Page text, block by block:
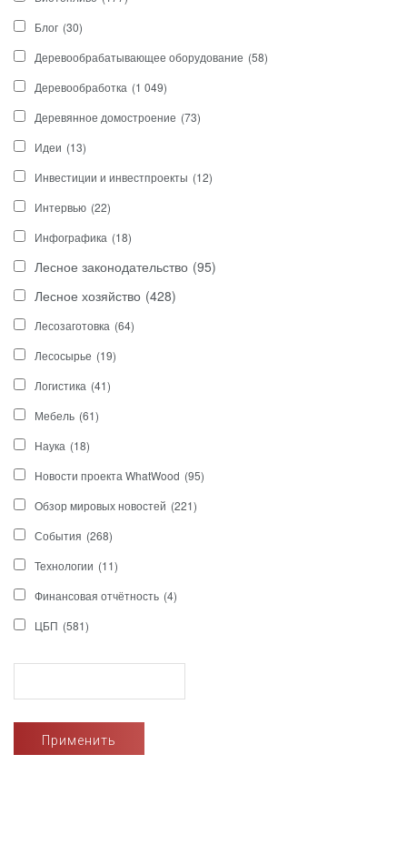
Блог (30)
Деревообрабатывающее оборудование (58)
Деревообработка (1 049)
Деревянное домостроение (73)
Идеи (13)
Инвестиции и инвестпроекты (12)
Интервью (22)
Инфографика (18)
Лесное законодательство (95)
Лесное хозяйство (428)
Лесозаготовка (64)
Лесосырье (19)
Логистика (41)
Мебель (61)
Наука (18)
Новости проекта WhatWood (95)
Обзор мировых новостей (221)
События (268)
Технологии (11)
Финансовая отчётность (4)
ЦБП (581)